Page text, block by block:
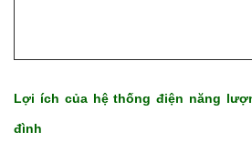
Lợi ích của hệ thống điện năng
đình